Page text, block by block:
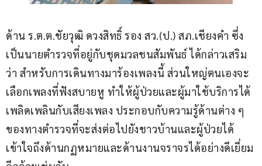
ด้าน ร.ต.ต.ชัยวุฒิ ดวงสิทธิ์ รอง สว.(ป.) สภ.เชียงคำ ซึ่ง
เป็นนายตำรวจที่อยู่กับชุดมวลชนสัมพันธ์ ได้กล่าวเสริม
ว่า สำหรับการเดินทางมาร้องเพลงนี้ ส่วนใหญ่ตนเองจะ
เลือกเพลงที่ฟังสบายหู ทำให้ผู้ป่วยและผู้มาใช้บริการได้
เพลิดเพลินกับเสียงเพลง ประกอบกับความรู้ด้านต่าง ๆ
ของทางตำรวจที่จะส่งต่อไปยังชาวบ้านและผู้ป่วยได้
เข้าใจถึงด้านกฏหมายและด้านงานจราจรได้อย่างดีเยี่ยม